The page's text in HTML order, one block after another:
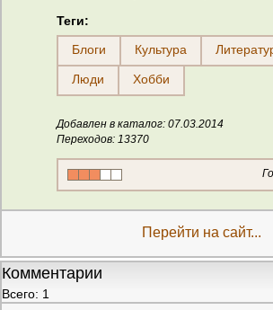
Теги:
Блоги
Культура
Люди Хобби
Добавлен в каталог: 07.03.2014
Переходов: 13370
Перейти на сайт...
Комментарии
Всего: 1